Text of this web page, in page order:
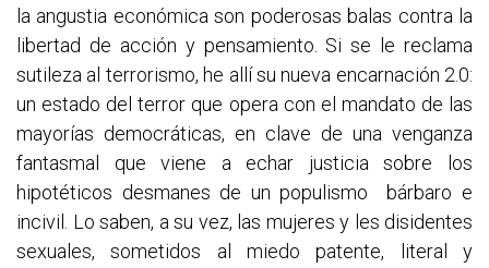
la angustia económica son poderosas balas contra la
libertad de acción y pensamiento. Si se le reclama
sutileza al terrorismo, he allí su nueva encarnación 2.0:
un estado del terror que opera con el mandato de las
mayorías democráticas, en clave de una venganza
fantasmal que viene a echar justicia sobre los
hipotéticos desmanes de un populismo bárbaro e
incivil. Lo saben, a su vez, las mujeres y les disidentes
sexuales, sometidos al miedo patente, literal y